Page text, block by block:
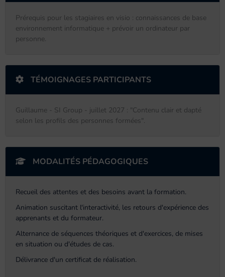
Prérequis pour les stagiaires en visio : connaissances de base
environnement informatique + prévoir un ordinateur par
personne.
TÉMOIGNAGES PARTICIPANTS
Guillaume - SI Group - juillet 2027 : "Contenu clair et dapté
selon les profils des personnes formées".
MODALITÉS PÉDAGOGIQUES
Recueil des attentes et des besoins avant la formation.
Animation suscitant l'interactivité, les retours d'expérience des
apprenants et du formateur.
Alternance de séquences théoriques et d'exercices, de mises
en situation ou d'études de cas.
Délivrance d'un certificat de réalisation.